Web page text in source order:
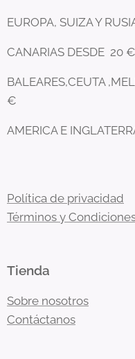
EUROPA, SUIZA Y
CANARIAS DESDE 20 €
BALEARES,CEUTA
€
AMERICA E
Política de privacidad
Términos y
Tienda
Sobre nosotros
Contáctanos